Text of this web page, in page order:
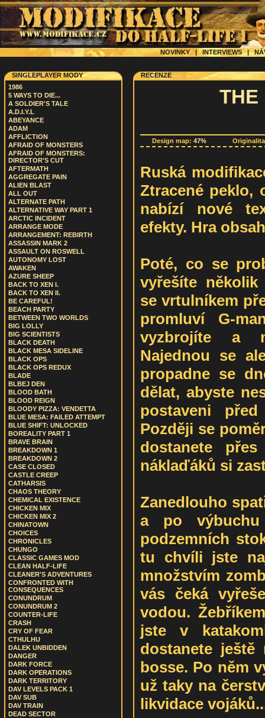
NOVINKY | INTERVIEWS|
SINGLEPLAYER MODY
1986
5 WAYS TO DIE...
A SOLDIER'S TALE
A.D.I.Y.L
ABEYANCE
ADAM
AFFLICTION
AFRAID OF MONSTERS
AFRAID OF MONSTERS:
DIRECTOR'S CUT
AFTERMATH
AGGREGATE PAIN
ALIEN BLAST
ALL OUT
ALTERNATE PATH
ALTERNATIVE WAY PART 1
ARCTIC INCIDENT
ARRANGE MODE
ARRANGEMENT: REBIRTH
ASSASSIN MARK 2
ASSAULT ON ROSWELL
AUTONOMY LOST
AWAKEN
AZURE SHEEP
BACK TO XEN I.
BACK TO XEN II.
BE CAREFUL!
BEACH PARTY
BETWEEN TWO WORLDS
BIG LOLLY
BIG SCIENTISTS
BLACK DEATH
BLACK MESA SIDELINE
BLACK OPS
BLACK OPS REDUX
BLADE
BLBEJ DEN
BLOOD BATH
BLOOD REIGN
BLOODY PIZZA: VENDETTA
BLUE MESA: FAILED ATTEMPT
BLUE SHIFT: UNLOCKED
BOREALITY PART 1
BRAVE BRAIN
BREAKDOWN 1
BREAKDOWN 2
CASE CLOSED
CASTLE CREEP
CATHARSIS
CHAOS THEORY
CHEMICAL EXISTENCE
CHICKEN MIX
CHICKEN MIX 2
CHINATOWN
CHOICES
CHRONICLES
CHUNGO
CLASSIC GAMES MOD
CLEAN HALF-LIFE
CLEANER'S ADVENTURES
CONFRONTED WITH
CONSEQUENCES
CONUNDRUM
CONUNDRUM 2
COUNTER-LIFE
CRASH
CRY OF FEAR
CTHULHU
DALEK UNBIDDEN
DANGER
DARK FORCE
DARK OPERATIONS
DARK TERRITORY
DAV LEVELS PACK 1
DAV SUB
DAV TRAIN
DEAD SECTOR
RECENZE
THE
Design map: 47%
Ruská
Ztracené peklo,
nabízí nové
efekty. Hra
Poté, co se
vyřešíte
se vrtulníkem
promluví G-
vyzbrojíte a
Najednou se
propadne se
dělat, abyste
postaveni
Později se
dostanete
náklaďáků si
Zanedlouho
a po
podzemních
tu chvíli jste
množstvím
vás čeká
vodou.
jste v
dostanete
bosse. Po něm
už taky na
likvidace